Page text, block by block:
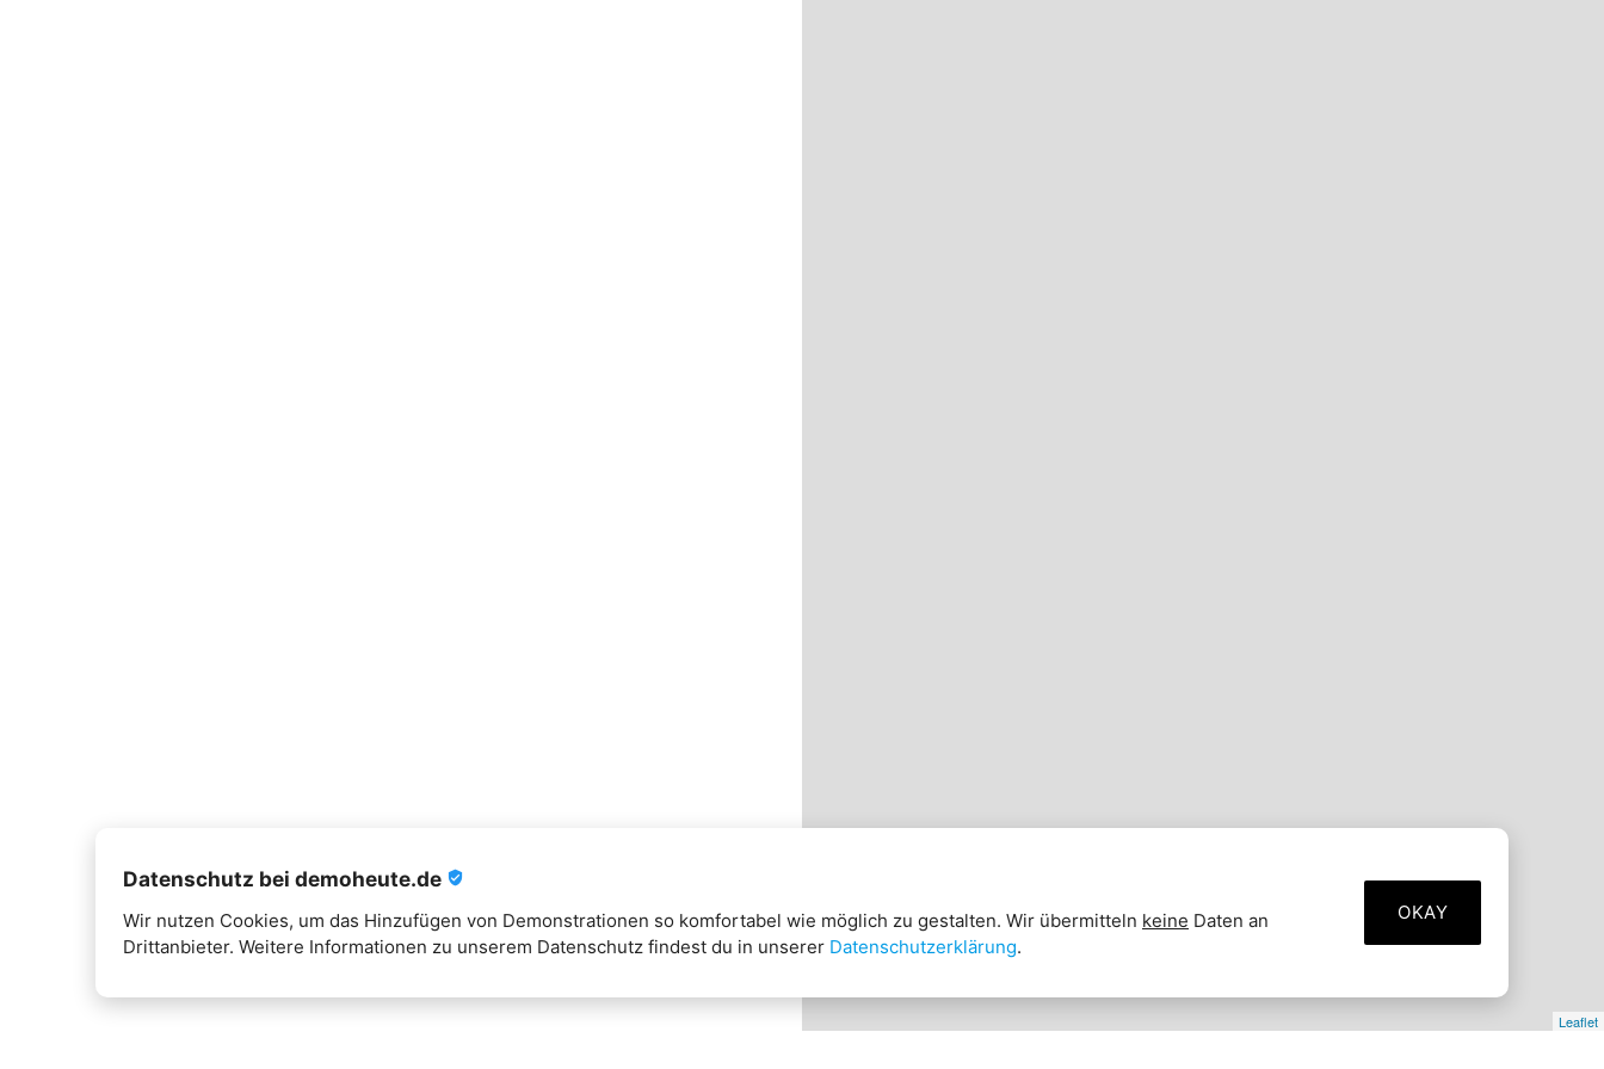
Leaflet
Datenschutz bei demoheute.de verified_user
Wir nutzen Cookies, um das Hinzufügen von Demonstrationen so komfortabel wie möglich zu gestalten. Wir übermitteln keine Daten an
Drittanbieter. Weitere Informationen zu unserem Datenschutz findest du in unserer Datenschutzerklärung.
OKAY